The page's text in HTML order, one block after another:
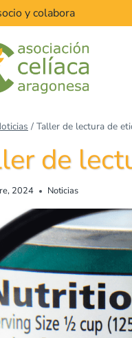
y colabora
/ Taller de lectura de
de
2024 Noticias